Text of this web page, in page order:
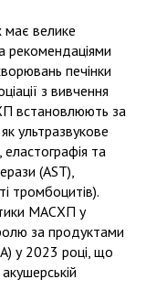
має велике
рекомендаціями
печінки
з вивчення
встановлюють за
ультразвукове
та
(AST),
тромбоцитів).
МАСХП у
за продуктами
у 2023 році, що